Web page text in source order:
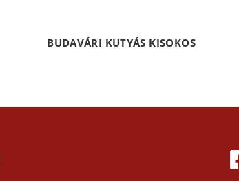
BUDAVÁRI KUTYÁS KISOKOS